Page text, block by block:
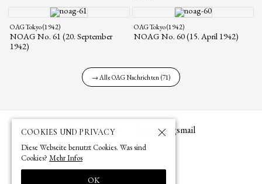
OAG Tokyo (1942)
NOAG No. 61 (20. September
1942)
OAG Tokyo (1942)
NOAG No. 60 (15. April 1942)
→ Alle OAG Nachrichten (71)
Mitgliedschaft Erinnerungsmail
COOKIES UND PRIVACY
Diese Webseite benutzt Cookies. Was sind
Cookies? Mehr Infos
OK